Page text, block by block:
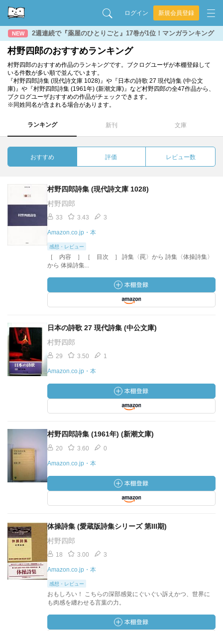
ログイン 新規会員登録
NEW 2週連続で『薬屋のひとりごと』17巻が1位！マンガランキング
村野四郎のおすすめランキング
村野四郎のおすすめ作品のランキングです。ブクログユーザが本棚登録して
いる件数が多い順で並んでいます。
『村野四郎詩集 (現代詩文庫 1028)』や『日本の詩歌 27 現代詩集 (中公文
庫)』や『村野四郎詩集 (1961年) (新潮文庫)』など村野四郎の全47作品から、
ブクログユーザおすすめの作品がチェックできます。
※同姓同名が含まれる場合があります。
ランキング 新刊 文庫
おすすめ 評価 レビュー数
村野四郎詩集 (現代詩文庫 1028)
村野四郎
33 3.43 3
Amazon.co.jp・本
感想・レビュー
［ 内容 ］ ［ 目次 ］ 詩集〈罠〉から 詩集〈体操詩集〉
から 体操詩集...
日本の詩歌 27 現代詩集 (中公文庫)
村野四郎
29 3.50 1
Amazon.co.jp・本
村野四郎詩集 (1961年) (新潮文庫)
20 3.60 0
Amazon.co.jp・本
体操詩集 (愛蔵版詩集シリーズ 第III期)
村野四郎
18 3.00 3
Amazon.co.jp・本
感想・レビュー
おもしろい！ こちらの深部感覚にぐいぐい訴えかつ、世界に
も肉感を纏わせる言葉の力。